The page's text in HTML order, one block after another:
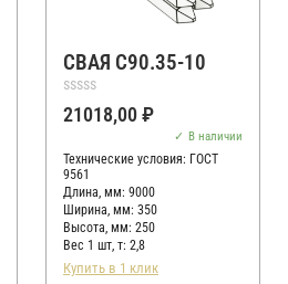
СВАЯ С90.35-10
Оценка
0
21018,00₽
В наличии
Технические условия: ГОСТ
9561
Длина, мм: 9000
Ширина, мм: 350
Высота, мм: 250
Вес 1 шт, т: 2,8
Купить в 1 клик